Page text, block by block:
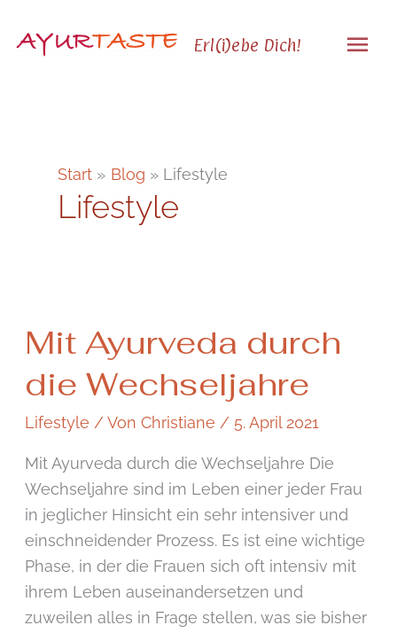
Inhalt
Erl(i)ebe Dich!
Start Blog Lifestyle
Lifestyle
Mit Ayurveda durch
die Wechseljahre
Lifestyle / VonChristiane / 5. April 2021
Mit Ayurveda durch die Wechseljahre Die
Wechseljahre sind im Leben einer jeder Frau
in jeglicher Hinsicht ein sehr intensiver und
einschneidender Prozess. Es ist eine wichtige
Phase, in der die Frauen sich oft intensiv mit
ihrem Leben auseinandersetzen und
zuweilen alles in Frage stellen, was sie bisher
Mit
Ayurveda
durch
die
Wechseljahre